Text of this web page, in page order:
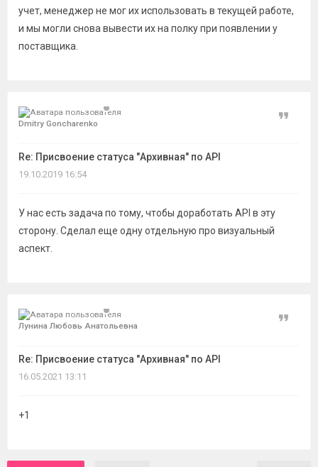
учет, менеджер не мог их использовать в текущей работе,
и мы могли снова вывести их на полку при появлении у
поставщика.
Dmitry Goncharenko
Re: Присвоение статуса "Архивная" по API
Цитата
19.10.2019 16:54
У нас есть задача по тому, чтобы доработать API в эту
сторону. Сделал еще одну отдельную про визуальный
аспект.
Лунина Любовь Анатольевна
Re: Присвоение статуса "Архивная" по API
Цитата
16.05.2021 13:11
+1